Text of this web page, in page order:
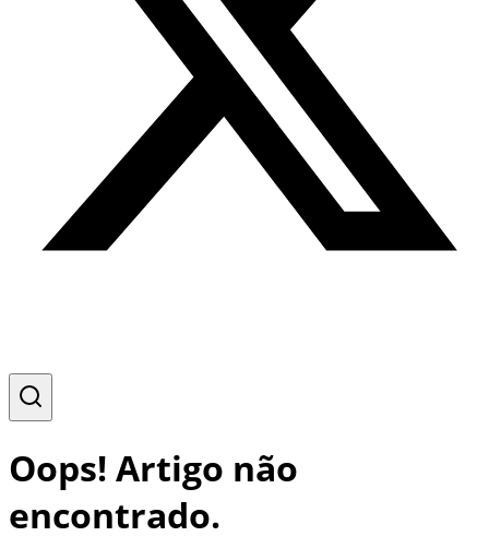
Oops! Artigo não
encontrado.